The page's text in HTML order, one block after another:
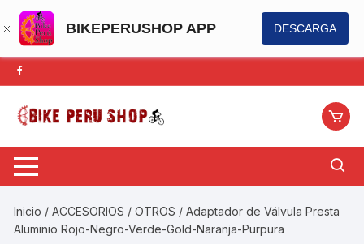
BIKEPERUSHOP APP DESCARGA
Saltar
al
contenido
Inicio /ACCESORIOS /OTROS / Adaptador de Válvula Presta
Aluminio Rojo-Negro-Verde-Gold-Naranja-Purpura